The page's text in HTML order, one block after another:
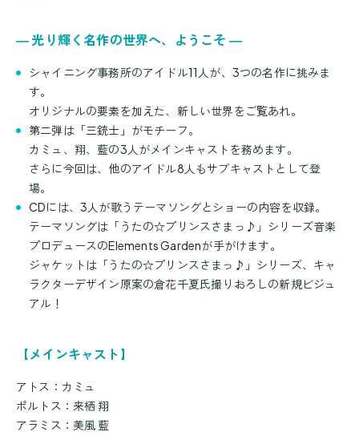
― 光り輝く名作の世界へ、ようこそ ―
シャイニング事務所のアイドル11人が、3つの名作に挑みま
す。
オリジナルの要素を加えた、新しい世界をご覧あれ。
第二弾は「三銃士」がモチーフ。
カミュ、翔、藍の3人がメインキャストを務めます。
さらに今回は、他のアイドル8人もサブキャストとして登
場。
CDには、3人が歌うテーマソングとショーの内容を収録。
テーマソングは「うたの☆プリンスさまっ♪」シリーズ音楽
プロデュースのElements Gardenが手がけます。
ジャケットは「うたの☆プリンスさまっ♪」シリーズ、キャ
ラクターデザイン原案の倉花千夏氏撮りおろしの新規ビジュ
アル！
【メインキャスト】
アトス：カミュ
ポルトス：来栖 翔
アラミス：美風 藍